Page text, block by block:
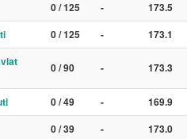
0 / 125 -
173.5
0 / 125 -
173.1
0 / 90 - 173.3
0 / 49 -
169.9
0 / 39 -
173.0